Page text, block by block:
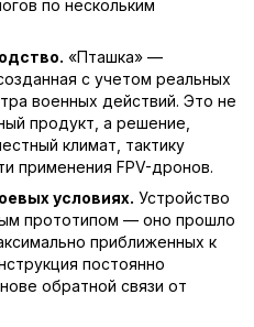
по нескольким
«Пташка» —
с учетом реальных
военных действий. Это не
продукт, а решение,
климат, тактику
применения FPV-дронов.
условиях. Устройство
прототипом — оно прошло
приближенных к
постоянно
обратной связи от